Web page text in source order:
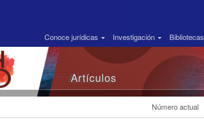
Conoce jurídicas Investigación Bibliotecas
Artículos
Número actual